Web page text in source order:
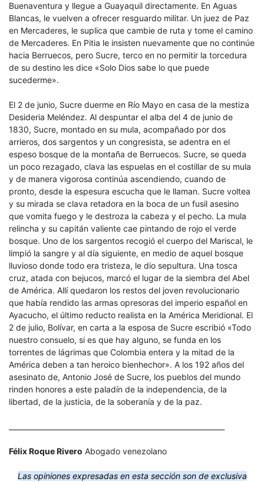
Buenaventura y llegue a Guayaquil directamente. En Aguas
Blancas, le vuelven a ofrecer resguardo militar. Un juez de Paz
en Mercaderes, le suplica que cambie de ruta y tome el camino
de Mercaderes. En Pitia le insisten nuevamente que no continúe
hacia Berruecos, pero Sucre, terco en no permitir la torcedura
de su destino les dice «Solo Dios sabe lo que puede
sucederme».
El 2 de junio, Sucre duerme en Río Mayo en casa de la mestiza
Desideria Meléndez. Al despuntar el alba del 4 de junio de
1830, Sucre, montado en su mula, acompañado por dos
arrieros, dos sargentos y un congresista, se adentra en el
espeso bosque de la montaña de Berruecos. Sucre, se queda
un poco rezagado, clava las espuelas en el costillar de su mula
y de manera vigorosa continúa ascendiendo, cuando de
pronto, desde la espesura escucha que le llaman. Sucre voltea
y su mirada se clava retadora en la boca de un fusil asesino
que vomita fuego y le destroza la cabeza y el pecho. La mula
relincha y su capitán valiente cae pintando de rojo el verde
bosque. Uno de los sargentos recogió el cuerpo del Mariscal, le
limpió la sangre y al día siguiente, en medio de aquel bosque
lluvioso donde todo era tristeza, le dio sepultura. Una tosca
cruz, atada con bejucos, marcó el lugar de la siembra del Abel
de América. Allí quedaron los restos del joven revolucionario
que había rendido las armas opresoras del imperio español en
Ayacucho, el último reducto realista en la América Meridional. El
2 de julio, Bolívar, en carta a la esposa de Sucre escribió «Todo
nuestro consuelo, si es que hay alguno, se funda en los
torrentes de lágrimas que Colombia entera y la mitad de la
América deben a tan heroico bienhechor». A los 192 años del
asesinato de, Antonio José de Sucre, los pueblos del mundo
rinden honores a este paladín de la independencia, de la
libertad, de la justicia, de la soberanía y de la paz.
Félix Roque Rivero Abogado venezolano
Las opiniones expresadas en esta sección son de exclusiva